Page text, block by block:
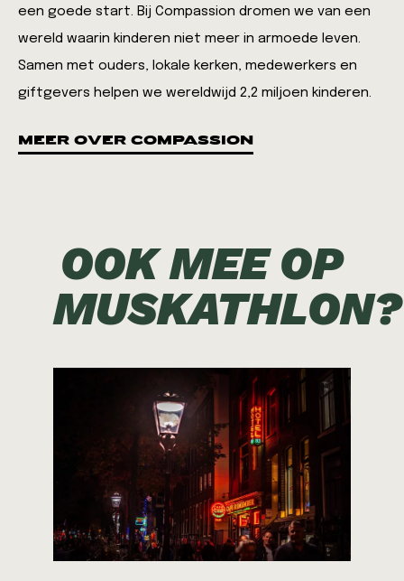
een goede start. Bij Compassion dromen we van een
wereld waarin kinderen niet meer in armoede leven.
Samen met ouders, lokale kerken, medewerkers en
giftgevers helpen we wereldwijd 2,2 miljoen kinderen.
MEER OVER COMPASSION
OOK MEE OP
MUSKATHLON?